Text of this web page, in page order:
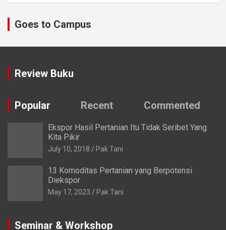
Goes to Campus
Review Buku
Popular Recent Commented
Ekspor Hasil Pertanian Itu Tidak Seribet Yang
Kita Pikir
July 10, 2018 Pak Tani
13 Komoditas Pertanian yang Berpotensi
Diekspor
May 17, 2023 Pak Tani
Seminar & Workshop